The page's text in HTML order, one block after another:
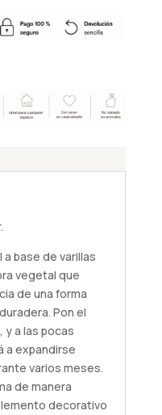
base de varillas
vegetal que
de una forma
Pon el
y a las pocas
a expandirse
varios meses.
de manera
decorativo